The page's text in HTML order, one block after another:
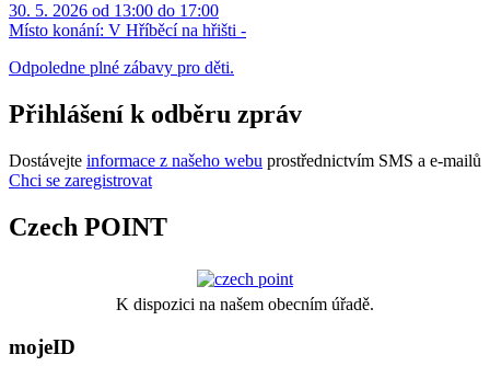
30. 5. 2026 od 13:00 do 17:00
Místo konání: V Hříběcí na hřišti -
Odpoledne plné zábavy pro děti.
Přihlášení k odběru zpráv
Dostávejte informace z našeho webu prostřednictvím SMS a e-mailů
Chci se zaregistrovat
Czech POINT
K dispozici na našem obecním úřadě.
mojeID